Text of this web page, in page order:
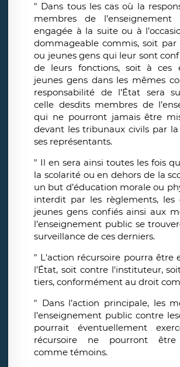
" Dans tous les cas où la
membres de
engagée à la suite ou à
dommageable commis, soit par
ou jeunes gens qui leur sont
de leurs fonctions, soit à ces
jeunes gens dans les mêmes
responsabilité de l’État sera
celle desdits membres de
qui ne pourront jamais être
devant les tribunaux civils par
ses représentants.
" Il en sera ainsi toutes les fois
la scolarité ou en dehors de la
un but d’éducation morale ou
interdit par les règlements, les
jeunes gens confiés ainsi aux
l’enseignement public se
surveillance de ces derniers.
" L'action récursoire pourra être
l’État, soit contre l'instituteur,
tiers, conformément au droit
" Dans l’action principale, les
l’enseignement public contre
pourrait éventuellement
récursoire ne pourront être
comme témoins.